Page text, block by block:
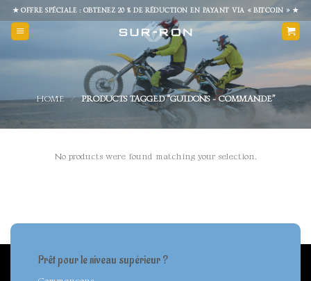
to
content
★ OFFRE SPÉCIALE : OBTENEZ 20 % DE RÉDUCTION EN PAYANT VIA « BITCOIN » ★
HOME / PRODUCTS TAGGED “GUIDONS - COMMANDE”
No products were found matching your selection.
Prêt pour le niveau supérieur ?